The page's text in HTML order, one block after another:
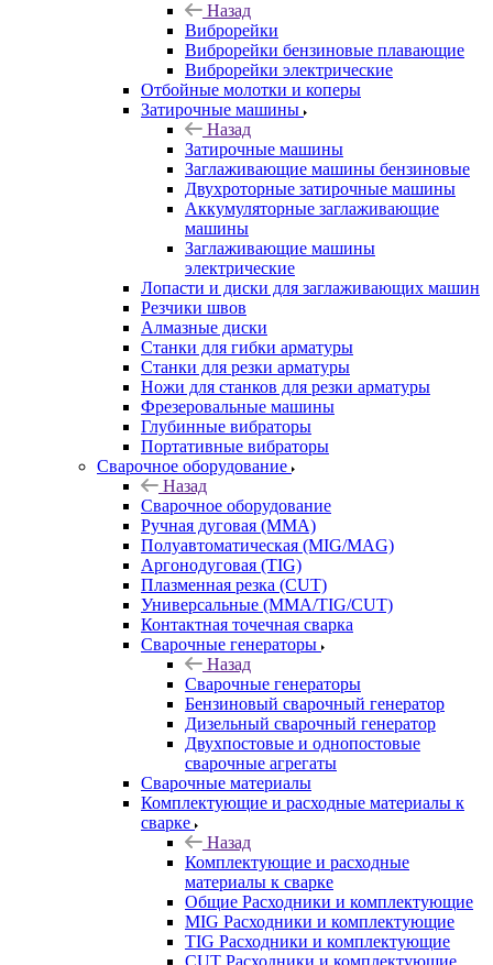
Назад
Виброрейки
Виброрейки бензиновые плавающие
Виброрейки электрические
Отбойные молотки и коперы
Затирочные машины
Назад
Затирочные машины
Заглаживающие машины бензиновые
Двухроторные затирочные машины
Аккумуляторные заглаживающие
машины
Заглаживающие машины
электрические
Лопасти и диски для заглаживающих машин
Резчики швов
Алмазные диски
Станки для гибки арматуры
Станки для резки арматуры
Ножи для станков для резки арматуры
Фрезеровальные машины
Глубинные вибраторы
Портативные вибраторы
Сварочное оборудование
Назад
Сварочное оборудование
Ручная дуговая (MMA)
Полуавтоматическая (MIG/MAG)
Аргонодуговая (TIG)
Плазменная резка (CUT)
Универсальные (MMA/TIG/CUT)
Контактная точечная сварка
Сварочные генераторы
Назад
Сварочные генераторы
Бензиновый сварочный генератор
Дизельный сварочный генератор
Двухпостовые и однопостовые
сварочные агрегаты
Сварочные материалы
Комплектующие и расходные материалы к
сварке
Назад
Комплектующие и расходные
материалы к сварке
Общие Расходники и комплектующие
MIG Расходники и комплектующие
TIG Расходники и комплектующие
CUT Расходники и комплектующие